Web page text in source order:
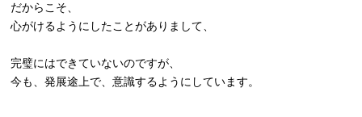
だからこそ、
心がけるようにしたことがありまして、
完璧にはできていないのですが、
今も、発展途上で、意識するようにしています。